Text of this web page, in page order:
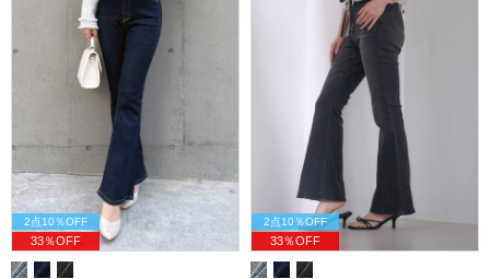
2点10％OFF
33％OFF
2点10％OFF
33％OFF